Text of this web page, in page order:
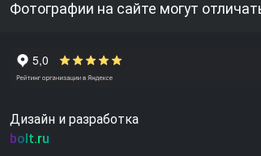
Фотографии на сайте могут
Дизайн и разработка
bolt.ru